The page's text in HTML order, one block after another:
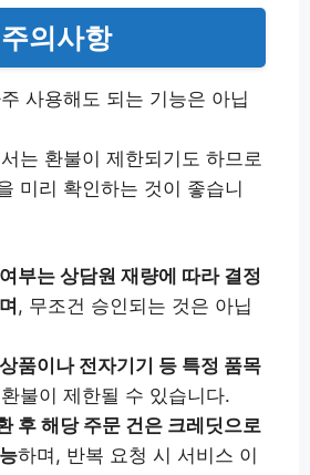
의사항
사용해도 되는 기능은 아닙
는 환불이 제한되기도 하므로
미리 확인하는 것이 좋습니
부는 상담원 재량에 따라 결정
, 무조건 승인되는 것은 아닙
품이나 전자기기 등 특정 품목
불이 제한될 수 있습니다.
후 해당 주문 건은 크레딧으로
하며, 반복 요청 시 서비스 이